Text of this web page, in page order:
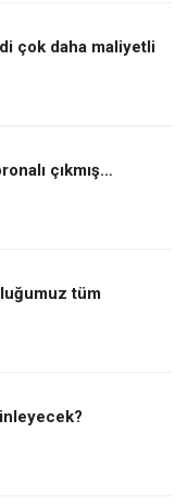
çok daha maliyetli
çıkmış…
tüm